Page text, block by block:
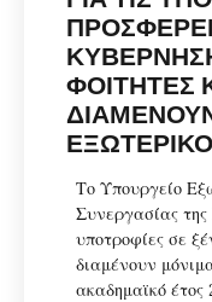
ΦΟΙΤΗΤΈΣ
ΕΞΩΤΕΡΙΚΌ
Το Υπουργείο
Συνεργασίας
υποτροφίες σε
διαμένουν
ακαδημαϊκό